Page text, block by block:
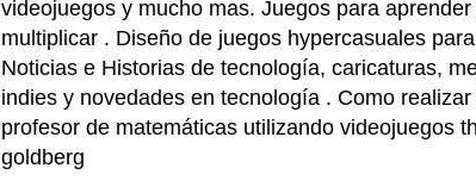
videojuegos y mucho mas. Juegos para
multiplicar . Diseño de juegos hypercasuales
Noticias e Historias de tecnología, caricaturas,
indies y novedades en tecnología . Como
profesor de matemáticas utilizando videojuegos
goldberg